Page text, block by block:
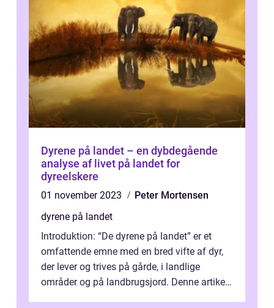
Dyrene på landet – en dybdegående
analyse af livet på landet for
dyreelskere
01 november 2023
Peter Mortensen
dyrene på landet
Introduktion: “De dyrene på landet” er et
omfattende emne med en bred vifte af dyr,
der lever og trives på gårde, i landlige
områder og på landbrugsjord. Denne artikel